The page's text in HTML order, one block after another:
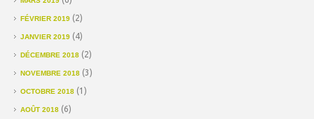
FÉVRIER 2019 (2)
JANVIER 2019 (4)
DÉCEMBRE 2018 (2)
NOVEMBRE 2018 (3)
OCTOBRE 2018 (1)
AOÛT 2018 (6)